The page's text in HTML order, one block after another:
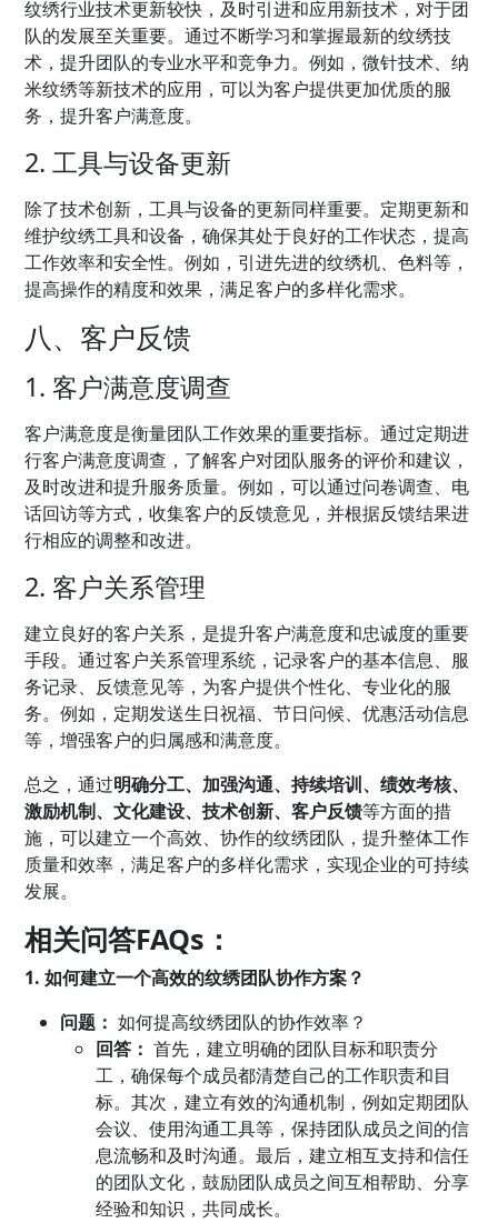
纹绣行业技术更新较快，及时引进和应用新技术，对于团
队的发展至关重要。通过不断学习和掌握最新的纹绣技
术，提升团队的专业水平和竞争力。例如，微针技术、纳
米纹绣等新技术的应用，可以为客户提供更加优质的服
务，提升客户满意度。
2. 工具与设备更新
除了技术创新，工具与设备的更新同样重要。定期更新和
维护纹绣工具和设备，确保其处于良好的工作状态，提高
工作效率和安全性。例如，引进先进的纹绣机、色料等，
提高操作的精度和效果，满足客户的多样化需求。
八、客户反馈
1. 客户满意度调查
客户满意度是衡量团队工作效果的重要指标。通过定期进
行客户满意度调查，了解客户对团队服务的评价和建议，
及时改进和提升服务质量。例如，可以通过问卷调查、电
话回访等方式，收集客户的反馈意见，并根据反馈结果进
行相应的调整和改进。
2. 客户关系管理
建立良好的客户关系，是提升客户满意度和忠诚度的重要
手段。通过客户关系管理系统，记录客户的基本信息、服
务记录、反馈意见等，为客户提供个性化、专业化的服
务。例如，定期发送生日祝福、节日问候、优惠活动信息
等，增强客户的归属感和满意度。
总之，通过明确分工、加强沟通、持续培训、绩效考核、
激励机制、文化建设、技术创新、客户反馈等方面的措
施，可以建立一个高效、协作的纹绣团队，提升整体工作
质量和效率，满足客户的多样化需求，实现企业的可持续
发展。
相关问答FAQs：
1. 如何建立一个高效的纹绣团队协作方案？
问题： 如何提高纹绣团队的协作效率？
回答： 首先，建立明确的团队目标和职责分
工，确保每个成员都清楚自己的工作职责和目
标。其次，建立有效的沟通机制，例如定期团队
会议、使用沟通工具等，保持团队成员之间的信
息流畅和及时沟通。最后，建立相互支持和信任
的团队文化，鼓励团队成员之间互相帮助、分享
经验和知识，共同成长。